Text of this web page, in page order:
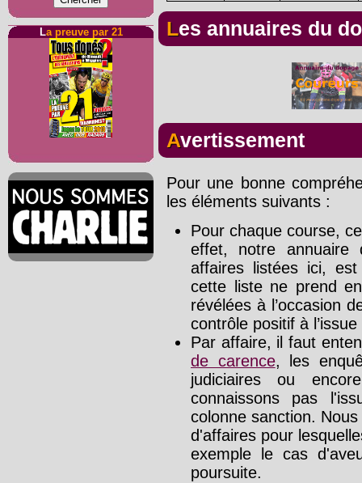
La preuve par 21 Les annuaires du
Avertissement
Pour une bonne
les éléments suivants :
Pour chaque course,
effet, notre annuaire
affaires listées ici,
cette liste ne prend
révélées à l’occasion
contrôle positif à
Par affaire, il faut
de carence, les
judiciaires ou
connaissons pas
colonne sanction.
d'affaires pour
exemple le cas
poursuite.